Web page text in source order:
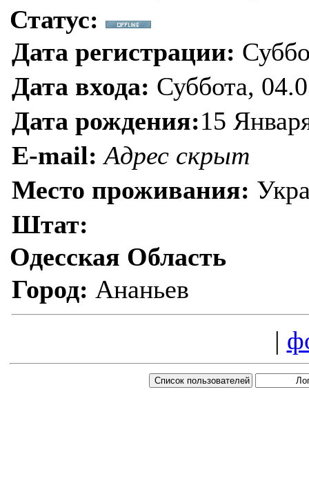
Статус:
Дата регистрации:
Дата входа: Суббота,
Дата рождения:15
E-mail: Адрес скрыт
Место проживания:
Штат:
Одесская Область
Город: Ананьев
|